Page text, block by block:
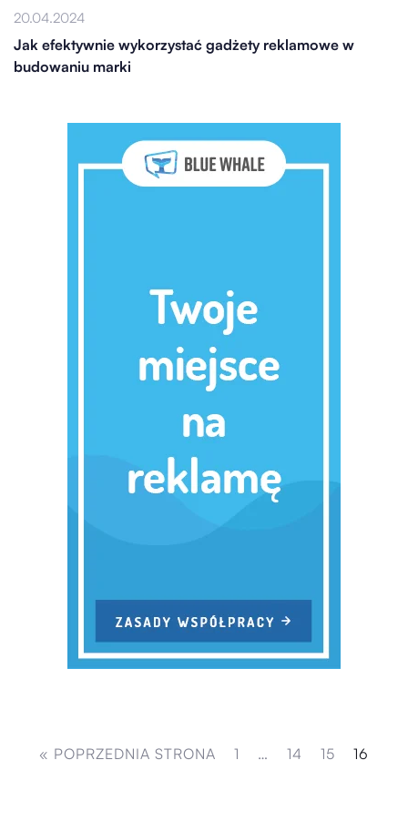
20.04.2024
Jak efektywnie wykorzystać gadżety reklamowe w
budowaniu marki
« POPRZEDNIA STRONA 1 … 14 15 16